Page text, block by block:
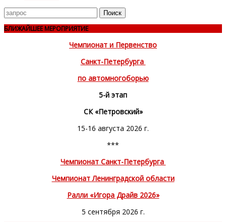
Поиск
для
БЛИЖАЙШЕЕ МЕРОПРИЯТИЕ
Чемпионат и Первенство
Санкт-Петербурга
по автомногоборью
5-й этап
СК «Петровский»
15-16 августа 2026 г.
***
Чемпионат Санкт-Петербурга
Чемпионат Ленинградской области
Ралли «Игора Драйв 2026»
5 сентября 2026 г.